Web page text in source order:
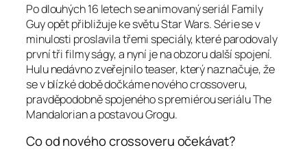
Po dlouhých 16 letech se animovaný seriál Family
Guy opět přibližuje ke světu Star Wars. Série se v
minulosti proslavila třemi speciály, které parodovaly
první tři filmy ságy, a nyní je na obzoru další spojení.
Hulu nedávno zveřejnilo teaser, který naznačuje, že
se v blízké době dočkáme nového crossoveru,
pravděpodobně spojeného s premiérou seriálu The
Mandalorian a postavou Grogu.
Co od nového crossoveru očekávat?